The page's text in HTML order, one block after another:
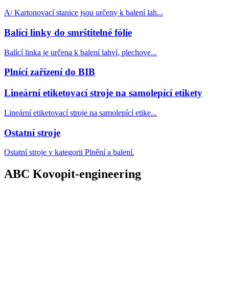
A/ Kartonovací stanice jsou určeny k balení lah...
Balící linky do smrštitelné fólie
Balící linka je určena k balení lahví, plechove...
Plnící zařízení do BIB
Lineární etiketovací stroje na samolepící etikety
Lineární etiketovací stroje na samolepící etike...
Ostatní stroje
Ostatní stroje v kategorii Plnění a balení.
ABC Kovopit-engineering